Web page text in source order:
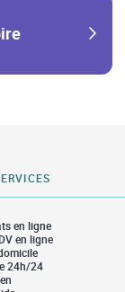
en ligne
en ligne
24h/24